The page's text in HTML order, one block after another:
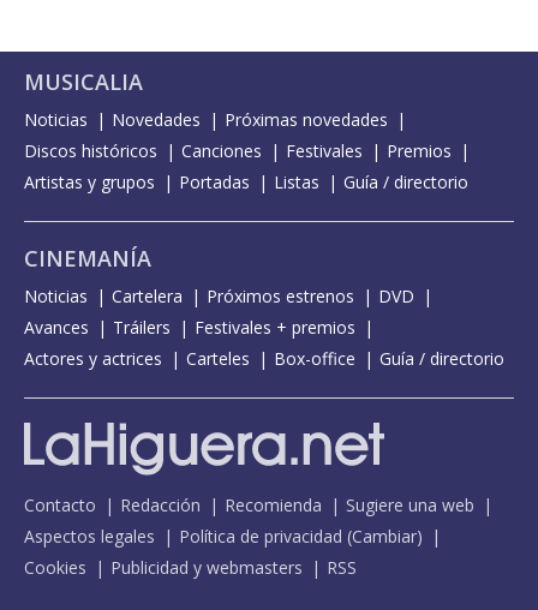
MUSICALIA
Noticias Novedades
Próximas novedades
Discos históricos
Canciones Festivales
Premios
Artistas y grupos
Portadas Listas Guía / directorio
CINEMANÍA
Noticias Cartelera Próximos estrenos
DVD
Avances
Tráilers
Festivales + premios
Actores y actrices
Carteles Box-office Guía / directorio
Contacto Redacción Recomienda
Sugiere una web
Aspectos legales
Política de privacidad (Cambiar)
Cookies
Publicidad y webmasters RSS